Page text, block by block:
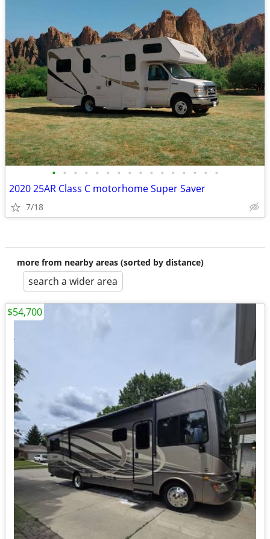
• • • • • • • • • • • • • • • •
2020 25AR Class C motorhome Super Saver
7/18
more from nearby areas (sorted by distance)
search a wider area
$54,700